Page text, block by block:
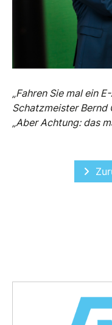
„Fahren Sie mal ein
Schatzmeister Bernd
„Aber Achtung: das